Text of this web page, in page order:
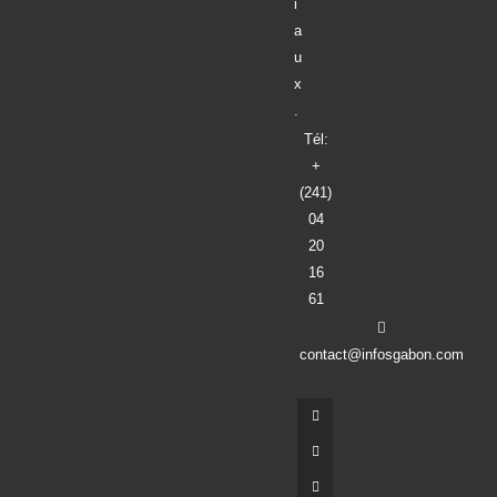
i
a
u
x
.
Tél:
+
(241)
04
20
16
61
contact@infosgabon.com